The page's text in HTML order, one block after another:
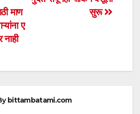
सुरू
माण
ए
bittambatami.com